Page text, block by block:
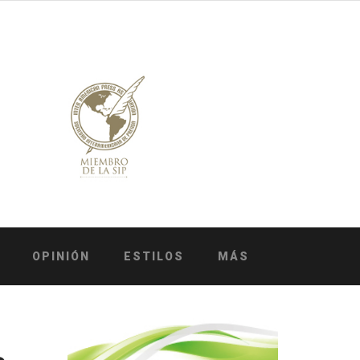
OPINIÓN ESTILOS MÁS